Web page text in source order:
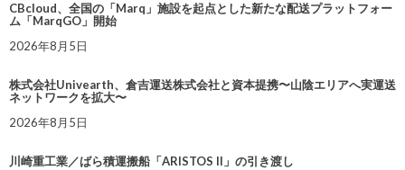
CBcloud、全国の「Marq」施設を起点とした新たな配送プラットフォー
ム「MarqGO」開始
2026年8月5日
株式会社Univearth、倉吉運送株式会社と資本提携〜山陰エリアへ実運送
ネットワークを拡大〜
2026年8月5日
川崎重工業／ばら積運搬船「ARISTOS II」の引き渡し